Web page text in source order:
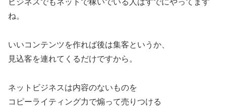
ビジネスでもネットで稼いでいる人はすでにやってます
ね。
いいコンテンツを作れば後は集客というか、
見込客を連れてくるだけですから。
ネットビジネスは内容のないものを
コピーライティング力で煽って売りつける